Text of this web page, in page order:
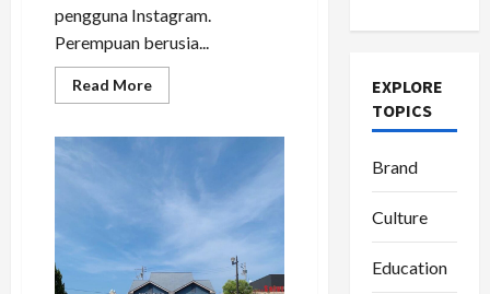
pengguna Instagram.
Perempuan berusia...
Read MoreRead
more
yang
Konten
Gaya
Hidup
EXPLORE
TOPICS
Brand
Culture
Education